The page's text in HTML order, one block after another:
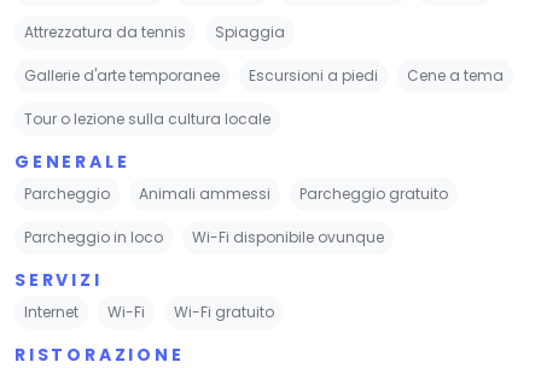
Attrezzatura da tennis Spiaggia
Gallerie d'arte temporanee Escursioni a piedi Cene a tema
Tour o lezione sulla cultura locale
GENERALE
Parcheggio Animali ammessi Parcheggio gratuito
Parcheggio in loco Wi-Fi disponibile ovunque
SERVIZI
Internet Wi-Fi Wi-Fi gratuito
RISTORAZIONE